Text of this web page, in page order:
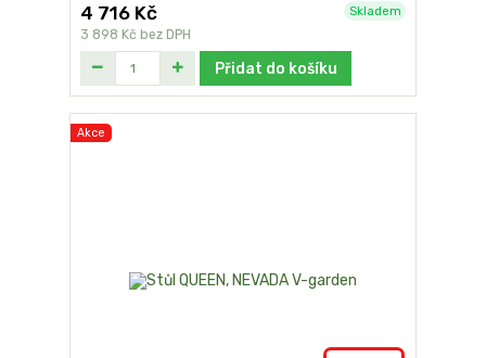
4 716 Kč
3 898 Kč bez DPH
Skladem
Přidat do košíku
Akce